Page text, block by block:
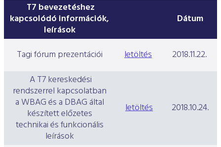
T7 bevezetéshez
kapcsolódó információk,
leírások
Dátum
Tagi fórum prezentációi letöltés
2018.11.22.
A T7 kereskedési
rendszerrel kapcsolatban
a WBAG és a DBAG által
készített előzetes
technikai és funkcionális
leírások
letöltés 2018.10.24.